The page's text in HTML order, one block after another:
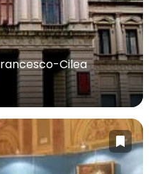
Cilea